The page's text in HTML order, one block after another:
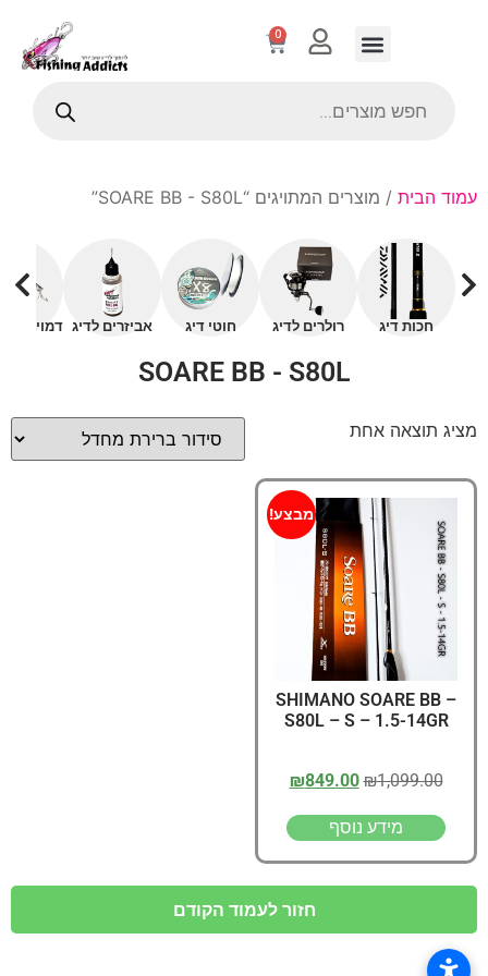
0
עמוד הבית / מוצרים המתויגים “SOARE BB - S80L”
חכות דיג רולרים לדיג חוטי דיג אביזרים לדיג דמויים
SOARE BB - S80L
מציג תוצאה אחת
מבצע!
SHIMANO SOARE BB –
S80L – S – 1.5-14GR
₪1,099.00
₪849.00
מידע נוסף
חזור לעמוד הקודם